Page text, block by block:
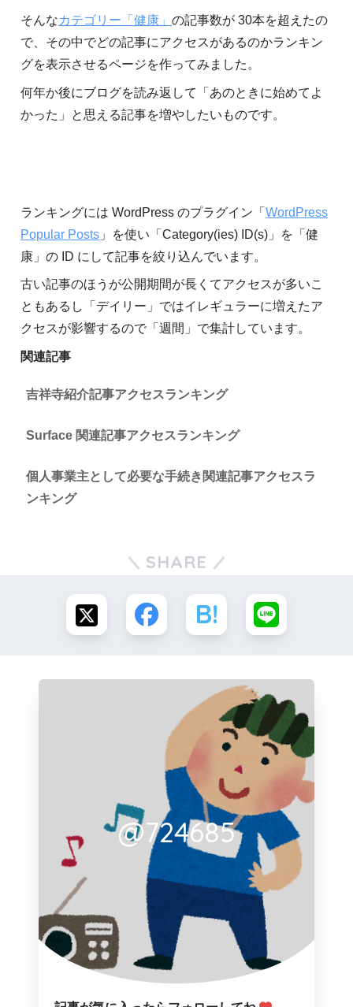
そんなカテゴリー「健康」 の記事数が 30本を超えたの
で、その中でどの記事にアクセスがあるのかランキン
グを表示させるページを作ってみました。
何年か後にブログを読み返して「あのときに始めてよ
かった」と思える記事を増やしたいものです。
ランキングには WordPress のプラグイン「 WordPress
Popular Posts 」を使い「Category(ies) ID(s)」を「健
康」の ID にして記事を絞り込んでいます。
古い記事のほうが公開期間が長くてアクセスが多いこ
ともあるし「デイリー」ではイレギュラーに増えたア
クセスが影響するので「週間」で集計しています。
関連記事
吉祥寺紹介記事アクセスランキング
Surface 関連記事アクセスランキング
個人事業主として必要な手続き関連記事アクセスラ
ンキング
SHARE
@724685